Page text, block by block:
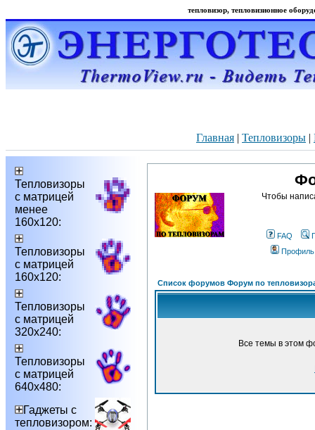
тепловизор, тепловизионное
Главная | Тепловизоры |
Тепловизоры
с матрицей
менее
160х120:
Тепловизоры
с матрицей
160х120:
Тепловизоры
с матрицей
320х240:
Тепловизоры
с матрицей
640х480:
Гаджеты с
тепловизором:
Чтобы
FAQ
Профиль
Список форумов Форум по
Все темы в этом